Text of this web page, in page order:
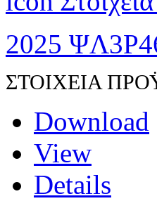
2025
ΣΤΟΙΧΕΙΑ
Download
View
Details